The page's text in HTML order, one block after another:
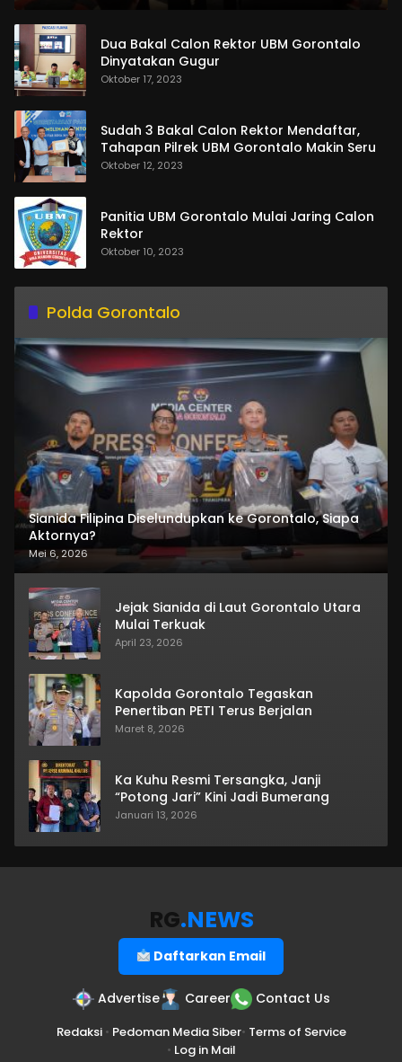
Dua Bakal Calon Rektor UBM Gorontalo
Dinyatakan Gugur
Oktober 17, 2023
Sudah 3 Bakal Calon Rektor Mendaftar,
Tahapan Pilrek UBM Gorontalo Makin Seru
Oktober 12, 2023
Panitia UBM Gorontalo Mulai Jaring Calon
Rektor
Oktober 10, 2023
Polda Gorontalo
Sianida Filipina Diselundupkan ke Gorontalo, Siapa
Aktornya?
Mei 6, 2026
Jejak Sianida di Laut Gorontalo Utara
Mulai Terkuak
April 23, 2026
Kapolda Gorontalo Tegaskan
Penertiban PETI Terus Berjalan
Maret 8, 2026
Ka Kuhu Resmi Tersangka, Janji
“Potong Jari” Kini Jadi Bumerang
Januari 13, 2026
RG.NEWS
Daftarkan Email
Advertise Career Contact Us
Redaksi• Pedoman Media Siber• Terms of Service
• Log in Mail